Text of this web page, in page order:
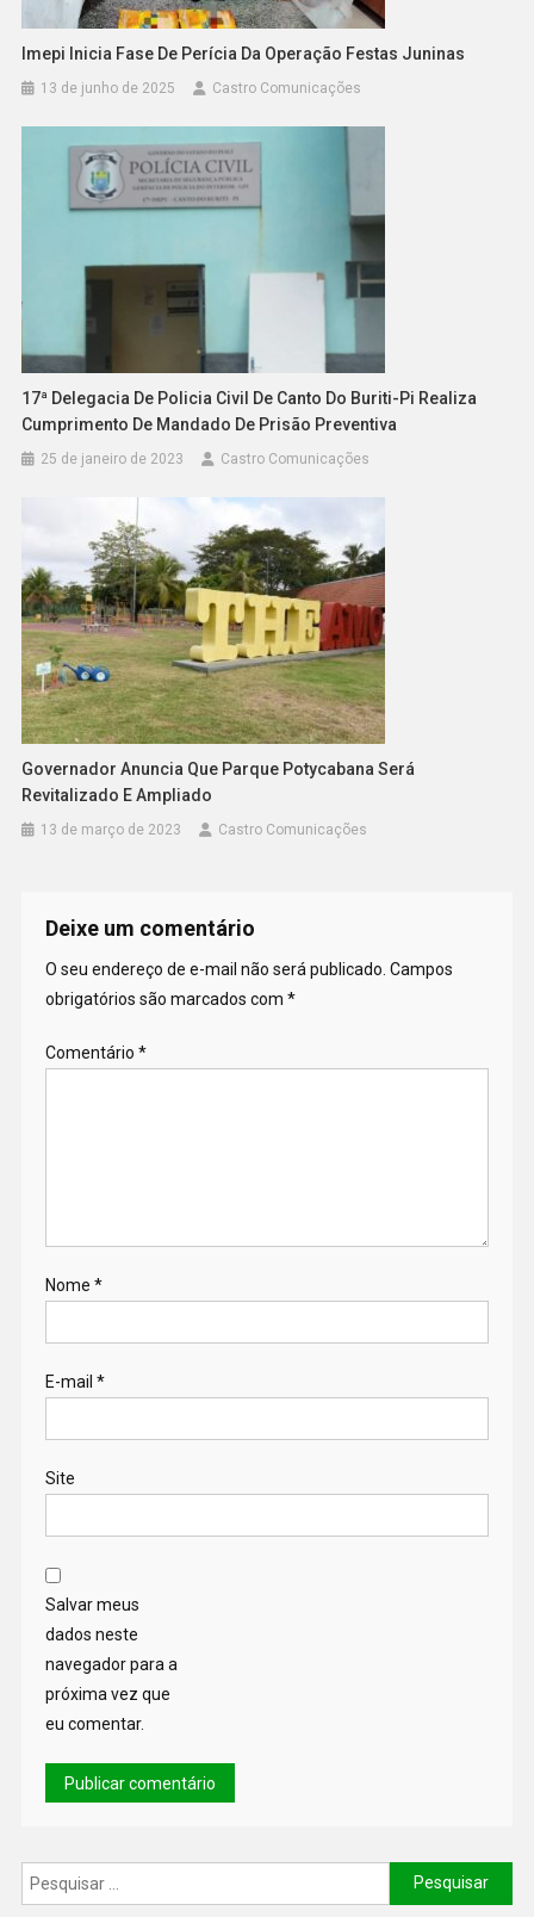
Imepi Inicia Fase De Perícia Da Operação Festas Juninas
13 de junho de 2025 Castro Comunicações
17ª Delegacia De Policia Civil De Canto Do Buriti-Pi Realiza
Cumprimento De Mandado De Prisão Preventiva
25 de janeiro de 2023 Castro Comunicações
Governador Anuncia Que Parque Potycabana Será
Revitalizado E Ampliado
13 de março de 2023 Castro Comunicações
Deixe um comentário
O seu endereço de e-mail não será publicado. Campos
obrigatórios são marcados com *
Comentário *
Nome *
E-mail *
Site
Salvar meus
dados neste
navegador para a
próxima vez que
eu comentar.